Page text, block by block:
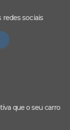
sociais
que o seu carro